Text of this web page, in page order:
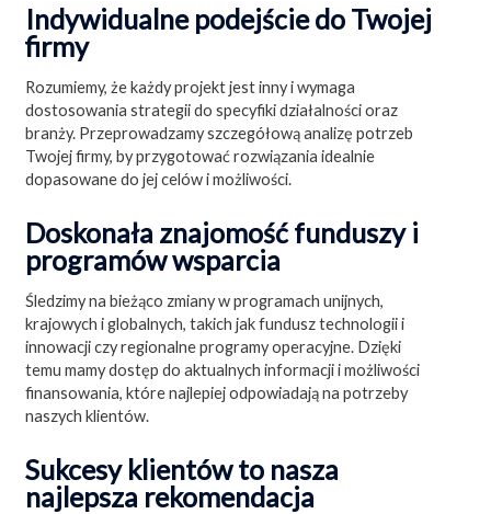
Indywidualne podejście do Twojej
firmy
Rozumiemy, że każdy projekt jest inny i wymaga
dostosowania strategii do specyfiki działalności oraz
branży. Przeprowadzamy szczegółową analizę potrzeb
Twojej firmy, by przygotować rozwiązania idealnie
dopasowane do jej celów i możliwości.
Doskonała znajomość funduszy i
programów wsparcia
Śledzimy na bieżąco zmiany w programach unijnych,
krajowych i globalnych, takich jak fundusz technologii i
innowacji czy regionalne programy operacyjne. Dzięki
temu mamy dostęp do aktualnych informacji i możliwości
finansowania, które najlepiej odpowiadają na potrzeby
naszych klientów.
Sukcesy klientów to nasza
najlepsza rekomendacja